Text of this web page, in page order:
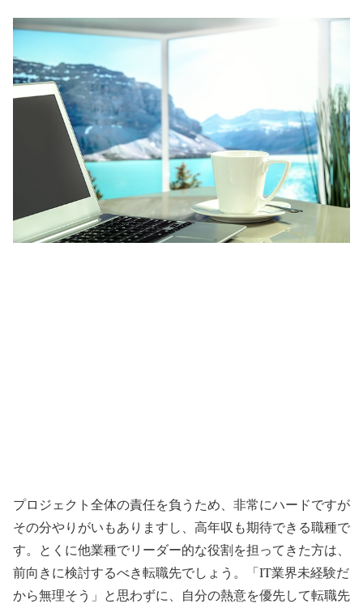
プロジェクト全体の責任を負うため、非常にハードですが
その分やりがいもありますし、高年収も期待できる職種で
す。とくに他業種でリーダー的な役割を担ってきた方は、
前向きに検討するべき転職先でしょう。「IT業界未経験だ
から無理そう」と思わずに、自分の熱意を優先して転職先